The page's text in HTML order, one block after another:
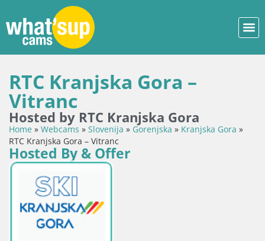
RTC Kranjska Gora –
Vitranc
Hosted by RTC Kranjska Gora
Home » Webcams » Slovenija » Gorenjska » Kranjska Gora »
RTC Kranjska Gora – Vitranc
Hosted By & Offer